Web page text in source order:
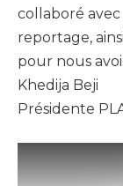
collaboré avec
reportage,
pour nous
Khedija Beji
Présidente